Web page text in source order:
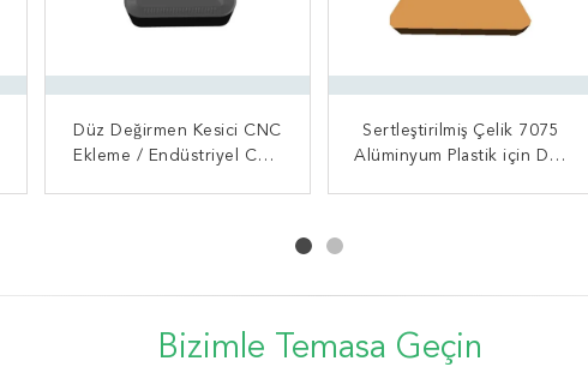
Düz Değirmen Kesici CNC
Ekleme / Endüstriyel CNC
Sertleştirilmiş Çelik 7075
Alüminyum Plastik için Düz
Mükemmel Yüzey Kaplama
Çelik Çalışma Kesici Diş
Kare Omuz CNC Ekleme /
CNC Torna Takımları
Bizimle Temasa Geçin